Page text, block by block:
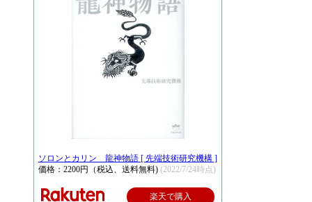
ソロンとカリン 龍神物語 [ 先端技術研究機構 ]
価格：2200円（税込、送料無料) (2022/7/24時点)
楽天で購入